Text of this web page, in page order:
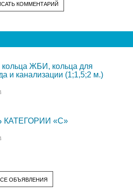
КОММЕНТАРИЙ
ЖБИ, кольца для
и канализации (1;1,5;2 м.)
КАТЕГОРИИ «C»
ОБЪЯВЛЕНИЯ